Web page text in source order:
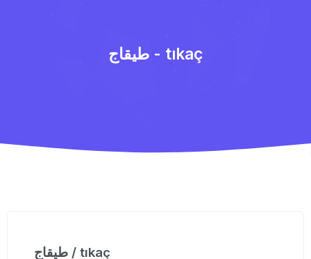
طیقاج - tıkaç
طیقاج / tıkaç